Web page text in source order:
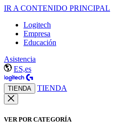
IR A CONTENIDO PRINCIPAL
Logitech
Empresa
Educación
Asistencia
ES,es
TIENDA TIENDA
VER POR CATEGORÍA